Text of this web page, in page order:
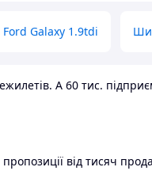
Galaxy 1.9tdi
А 60 тис.
від тисяч